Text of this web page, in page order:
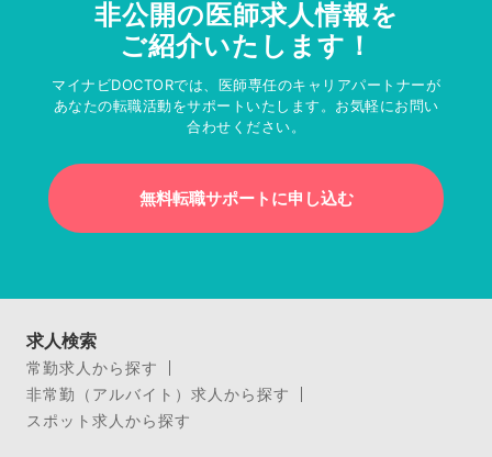
非公開の医師求人情報を
ご紹介いたします！
マイナビDOCTORでは、医師専任のキャリアパートナーが
あなたの転職活動をサポートいたします。お気軽にお問い
合わせください。
無料転職サポートに申し込む
求人検索
常勤求人から探す
非常勤（アルバイト）求人から探す
スポット求人から探す